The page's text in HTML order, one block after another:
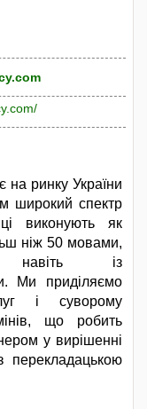
ринку України
широкий спектр
виконують як
ніж 50 мовами,
навіть із
Ми приділяємо
і суворому
що робить
у вирішенні
перекладацькою